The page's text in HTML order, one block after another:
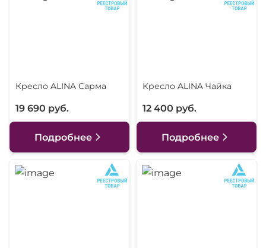
Кресло ALINA Сарма
19 690 руб.
Подробнее
Кресло ALINA Чайка
12 400 руб.
Подробнее